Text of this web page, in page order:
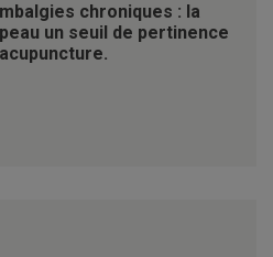
chroniques : la
un seuil de pertinence